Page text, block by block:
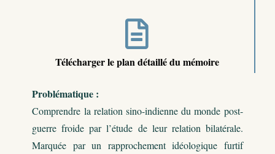
Télécharger le plan détaillé du mémoire
Problématique :
Comprendre la relation sino-indienne du monde post-
guerre froide par l’étude de leur relation bilatérale.
Marquée par un rapprochement idéologique furtif